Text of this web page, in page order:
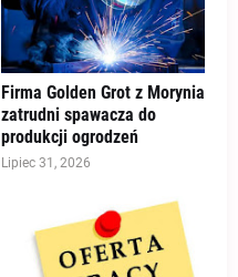
Firma Golden Grot z Morynia
zatrudni spawacza do
produkcji ogrodzeń
Lipiec 31, 2026